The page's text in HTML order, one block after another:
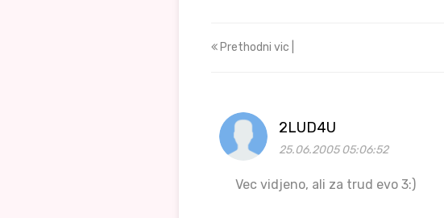
Prethodni vic |
2LUD4U
25.06.2005 05:06:52
Vec vidjeno, ali za trud evo 3:)